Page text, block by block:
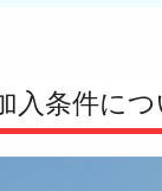
入条件につ